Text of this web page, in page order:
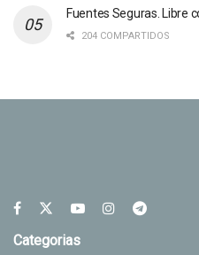
Fuentes Seguras. Libre
204 COMPARTIDOS
Categorias